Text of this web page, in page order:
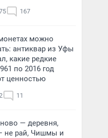
167
можно
антиквар из Уфы
какие редкие
по 2016 год
ценностью
11
— деревня,
не рай, Чишмы и